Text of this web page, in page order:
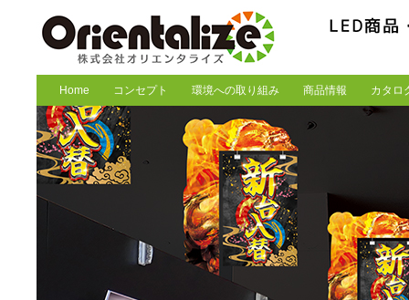
Home コンセプト 環境への取り組み 商品情報 カタロ